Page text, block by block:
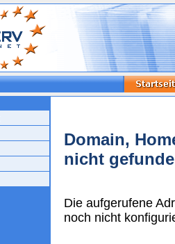
Domain,
nicht
Die aufgerufene
noch nicht